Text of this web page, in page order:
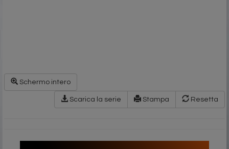
Schermo intero
Scarica la serie Stampa Resetta